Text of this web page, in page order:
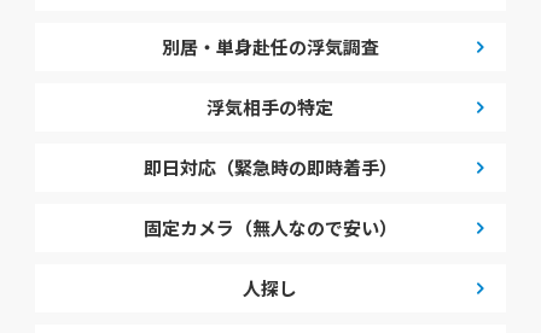
別居・単身赴任の浮気調査
浮気相手の特定
即日対応（緊急時の即時着手）
固定カメラ（無人なので安い）
人探し